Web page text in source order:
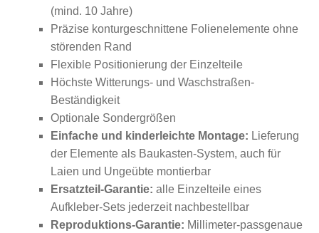
(mind. 10 Jahre)
Präzise konturgeschnittene Folienelemente ohne
störenden Rand
Flexible Positionierung der Einzelteile
Höchste Witterungs- und Waschstraßen-
Beständigkeit
Optionale Sondergrößen
Einfache und kinderleichte Montage: Lieferung
der Elemente als Baukasten-System, auch für
Laien und Ungeübte montierbar
Ersatzteil-Garantie: alle Einzelteile eines
Aufkleber-Sets jederzeit nachbestellbar
Reproduktions-Garantie: Millimeter-passgenaue